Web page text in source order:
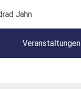
Veranstaltungen